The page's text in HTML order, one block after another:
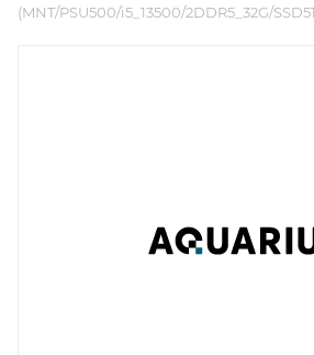
(MNT/PSU500/i5_13500/2DDR5_32G/